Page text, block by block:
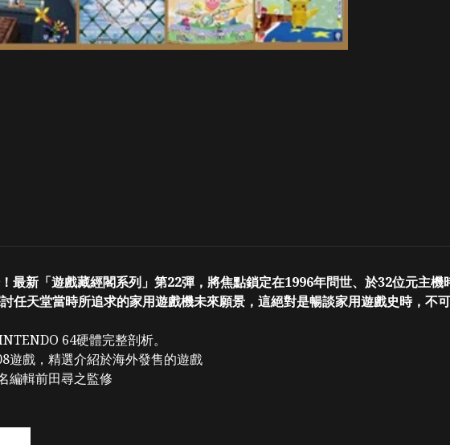
最新「遊戲藏經閣系列」第22彈，將焦點鎖定在1996年問世、於32位元主
任天堂當時所追求的家用遊戲機未來願景，這絕對是暢談家用遊戲史時，不
64硬體完整剖析。
戲，精選介紹於海外發售的遊戲
編輯前田尋之監修